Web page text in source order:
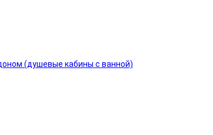
(душевые кабины с ванной)